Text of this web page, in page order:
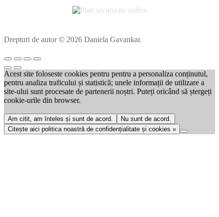
Drepturi de autor © 2026 Daniela Gavankar.
Acest site foloseste cookies pentru pentru a personaliza conținutul,
pentru analiza traficului și statistică; unele informații de utilizare a
site-ului sunt procesate de partenerii noștri. Puteți oricând să ștergeți
cookie-urile din browser.
Am citit, am înteles și sunt de acord.
Nu sunt de acord.
Citește aici politica noastră de confidențialitate și cookies »